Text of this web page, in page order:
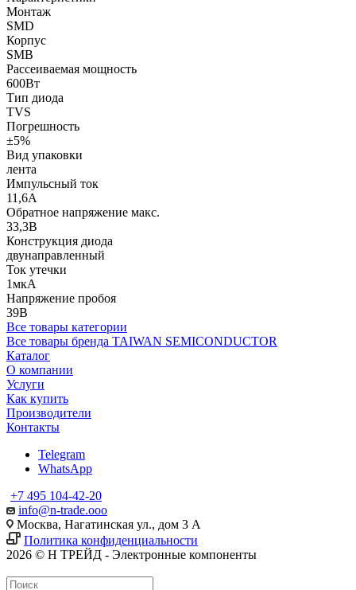
Монтаж
SMD
Корпус
SMB
Рассеиваемая мощность
600Вт
Тип диода
TVS
Погрешность
±5%
Вид упаковки
лента
Импульсный ток
11,6А
Обратное напряжение макс.
33,3В
Конструкция диода
двунаправленный
Ток утечки
1мкА
Напряжение пробоя
39В
Все товары категории
Все товары бренда TAIWAN SEMICONDUCTOR
Каталог
О компании
Услуги
Как купить
Производители
Контакты
Telegram
WhatsApp
+7 495 104-42-20
info@n-trade.ooo
Москва, Нагатинская ул., дом 3 А
Политика конфиденциальности
2026 © Н ТРЕЙД - Электронные компоненты